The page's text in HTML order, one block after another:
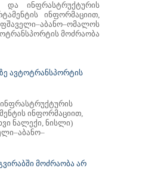
და ინფრასტრუქტურის
ინფორმაციით,
მოძრაობა
ავტოტრანსპორტის
ინფორმაციით,
ნალექი, ნისლი)
მოძრაობა არ